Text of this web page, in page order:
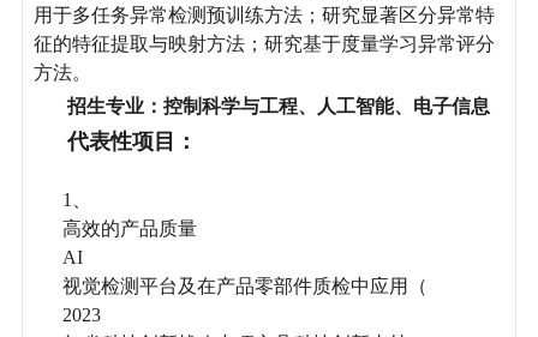
用于多任务异常检测预训练方法；研究显著区分异常特
征的特征提取与映射方法；研究基于度量学习异常评分
方法。
招生专业：控制科学与工程、人工智能、电子信息
代表性项目：
1、
高效的产品质量
AI
视觉检测平台及在产品零部件质检中应用（
2023